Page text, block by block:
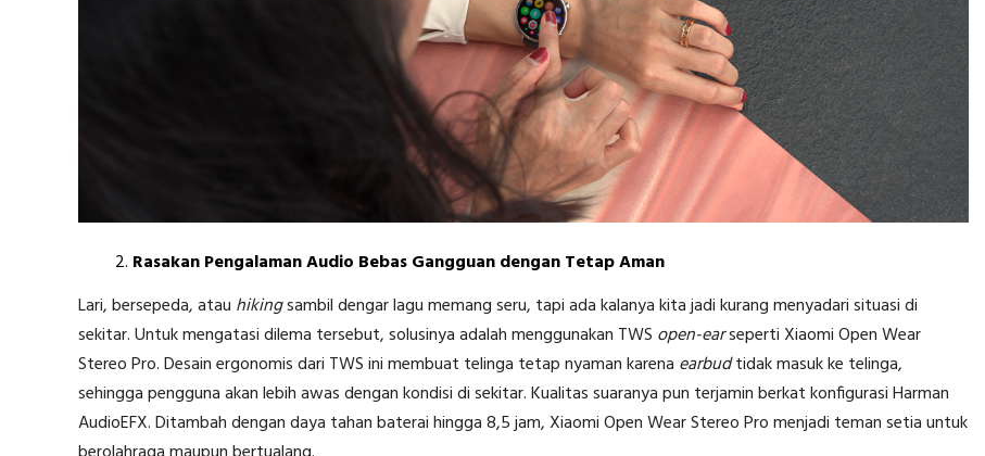
Rasakan Pengalaman Audio Bebas Gangguan dengan Tetap Aman
Lari, bersepeda, atau hikingsambil dengar lagu memang seru, tapi ada kalanya kita jadi kurang menyadari situasi di
sekitar. Untuk mengatasi dilema tersebut, solusinya adalah menggunakan TWS open-earseperti Xiaomi Open Wear
Stereo Pro. Desain ergonomis dari TWS ini membuat telinga tetap nyaman karena earbudtidak masuk ke telinga,
sehingga pengguna akan lebih awas dengan kondisi di sekitar. Kualitas suaranya pun terjamin berkat konfigurasi Harman
AudioEFX. Ditambah dengan daya tahan baterai hingga 8,5 jam, Xiaomi Open Wear Stereo Pro menjadi teman setia untuk